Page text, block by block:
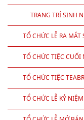
TRANG TRÍ SINH
TỔ CHỨC LỄ RA
TỔ CHỨC TIỆC
TỔ CHỨC TIỆC
TỔ CHỨC LỄ KỶ